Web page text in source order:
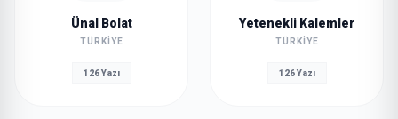
Ünal Bolat
TÜRKIYE
126 Yazı
Yetenekli Kalemler
TÜRKIYE
126 Yazı